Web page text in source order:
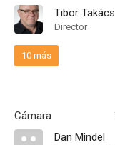
Tibor Takács
Director
10 más
Cámara
Dan Mindel